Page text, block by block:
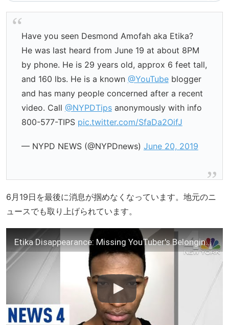
Have you seen Desmond Amofah aka Etika?
He was last heard from June 19 at about 8PM
by phone. He is 29 years old, approx 6 feet tall,
and 160 lbs. He is a known @YouTubeblogger
and has many people concerned after a recent
video. Call @NYPDTipsanonymously with info
800-577-TIPS pic.twitter.com/SfaDa2OifJ
— NYPD NEWS (@NYPDnews) June 20, 2019
6月19日を最後に消息が掴めなくなっています。地元のニ
ュースでも取り上げられています。
Etika Disappearance: Missing YouTuber's Belongings Found at NYC Bridge | News 4 Now